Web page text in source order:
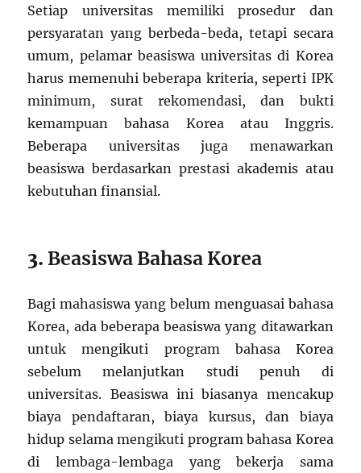
Setiap universitas memiliki prosedur dan
persyaratan yang berbeda-beda, tetapi secara
umum, pelamar beasiswa universitas di Korea
harus memenuhi beberapa kriteria, seperti IPK
minimum, surat rekomendasi, dan bukti
kemampuan bahasa Korea atau Inggris.
Beberapa universitas juga menawarkan
beasiswa berdasarkan prestasi akademis atau
kebutuhan finansial.
3. Beasiswa Bahasa Korea
Bagi mahasiswa yang belum menguasai bahasa
Korea, ada beberapa beasiswa yang ditawarkan
untuk mengikuti program bahasa Korea
sebelum melanjutkan studi penuh di
universitas. Beasiswa ini biasanya mencakup
biaya pendaftaran, biaya kursus, dan biaya
hidup selama mengikuti program bahasa Korea
di lembaga-lembaga yang bekerja sama